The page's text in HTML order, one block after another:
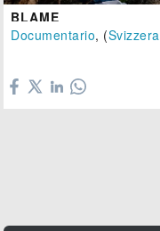
BLAME
Documentario, (Svizzera